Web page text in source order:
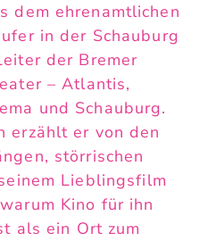
dem ehrenamtlichen
in der Schauburg
der Bremer
– Atlantis,
und Schauburg.
erzählt er von den
störrischen
Lieblingsfilm
Kino für ihn
als ein Ort zum